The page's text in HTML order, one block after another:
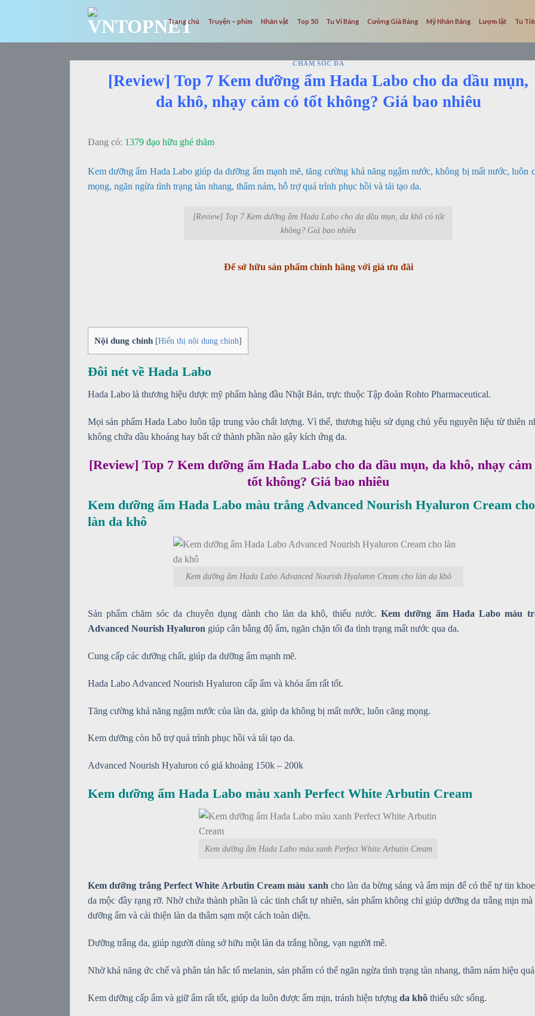
Trang chủ Truyện – phim Nhân vật Top 50 Tu Vi Bảng Cường Giả Bảng Mỹ Nhân Bảng Lượm lặt Tu
CHĂM SÓC DA
[Review] Top 7 Kem dưỡng ẩm Hada Labo cho da dầu mụn,
da khô, nhạy cảm có tốt không? Giá bao nhiêu
Đang có: 1379 đạo hữu ghé thăm
Kem dưỡng ẩm Hada Labo giúp da dưỡng ẩm mạnh mẽ, tăng cường khả năng ngậm nước, không bị mất nước, luôn
mọng, ngăn ngừa tình trạng tàn nhang, thâm nám, hỗ trợ quá trình phục hồi và tái tạo da.
[Review] Top 7 Kem dưỡng ẩm Hada Labo cho da dầu mụn, da khô có tốt
không? Giá bao nhiêu
Để sở hữu sản phẩm chính hãng với giá ưu đãi
Nội dung chính [Hiển thị nội dung chính]
Đôi nét về Hada Labo
Hada Labo là thương hiệu dược mỹ phẩm hàng đầu Nhật Bản, trực thuộc Tập đoàn Rohto Pharmaceutical.
Mọi sản phẩm Hada Labo luôn tập trung vào chất lượng. Vì thế, thương hiệu sử dụng chủ yếu nguyên liệu từ thiên
không chứa dầu khoáng hay bất cứ thành phần nào gây kích ứng da.
[Review] Top 7 Kem dưỡng ẩm Hada Labo cho da dầu mụn, da khô, nhạy cảm
tốt không? Giá bao nhiêu
Kem dưỡng ẩm Hada Labo màu trắng Advanced Nourish Hyaluron Cream cho
làn da khô
Kem dưỡng ẩm Hada Labo Advanced Nourish Hyaluron Cream cho làn da khô
Sản phẩm chăm sóc da chuyên dụng dành cho làn da khô, thiếu nước.Kem dưỡng ẩm Hada Labo màu
Advanced Nourish Hyaluron giúp cân bằng độ ẩm, ngăn chặn tối đa tình trạng mất nước qua da.
Cung cấp các dưỡng chất, giúp da dưỡng ẩm mạnh mẽ.
Hada Labo Advanced Nourish Hyaluron cấp ẩm và khóa ẩm rất tốt.
Tăng cường khả năng ngậm nước của làn da, giúp da không bị mất nước, luôn căng mọng.
Kem dưỡng còn hỗ trợ quá trình phục hồi và tái tạo da.
Advanced Nourish Hyaluron có giá khoảng 150k – 200k
Kem dưỡng ẩm Hada Labo màu xanh Perfect White Arbutin Cream
Kem dưỡng ẩm Hada Labo màu xanh Perfect White Arbutin Cream
Kem dưỡng trắng Perfect White Arbutin Cream màu xanhcho làn da bừng sáng và ẩm mịn để có thể tự tin
da mộc đầy rạng rỡ. Nhờ chứa thành phần là các tinh chất tự nhiên, sản phẩm không chỉ giúp dưỡng da trắng mịn mà
dưỡng ẩm và cải thiện làn da thâm sạm một cách toàn diện.
Dưỡng trắng da, giúp người dùng sở hữu một làn da trắng hồng, vạn người mê.
Nhờ khả năng ức chế và phân tán hắc tố melanin, sản phẩm có thể ngăn ngừa tình trạng tàn nhang, thâm nám hiệu
Kem dưỡng cấp ẩm và giữ ẩm rất tốt, giúp da luôn được ẩm mịn, tránh hiện tượng da khô thiếu sức sống.